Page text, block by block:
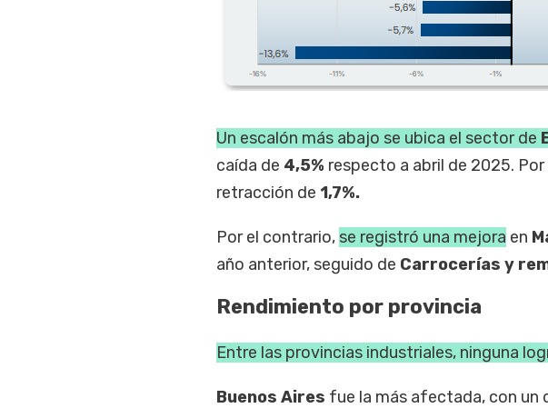
Un escalón más abajo se ubica el sector de
caída de 4,5% respecto a abril de 2025.
retracción de 1,7%.
Por el contrario, se registró una mejora en
año anterior, seguido de Carrocerías y
Rendimiento por provincia
Entre las provincias industriales, ninguna
Buenos Aires fue la más afectada, con un